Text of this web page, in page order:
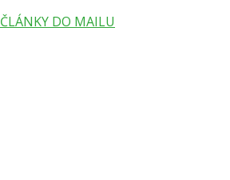
ČLÁNKY DO MAILU